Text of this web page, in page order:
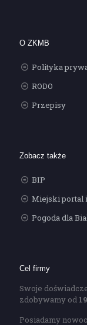
O ZKMB
Polityka
RODO
Przepisy
Zobacz także
BIP
Miejski portal
Pogoda dla
Cel firmy
Swoje
zdobywamy od
Posiadamy